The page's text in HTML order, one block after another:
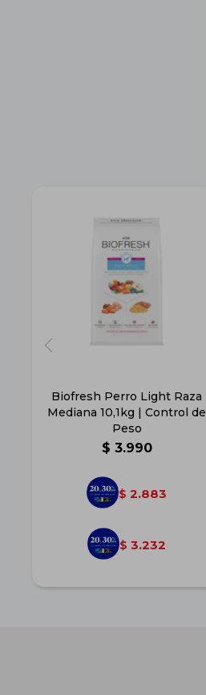
Biofresh Perro Light Raza
Mediana 10,1kg | Control de
Peso
$ 3.990
$ 2.883
$ 3.232